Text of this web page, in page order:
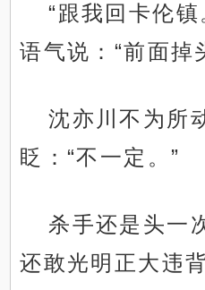
“跟我回卡伦
语气说：“前面掉
沈亦川不为所
眨：“不一定。”
杀手还是头一
还敢光明正大违